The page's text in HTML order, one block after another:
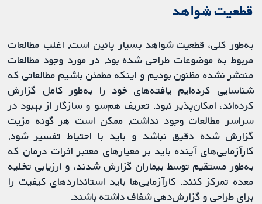
قطعیت شواهد
به‌طور کلی، قطعیت شواهد بسیار پائین است. اغلب مطالعات
مربوط به موضوعات طراحی شده بود. در مورد وجود مطالعات
منتشر نشده مظنون بودیم و اینکه مطمئن باشیم مطالعاتی که
شناسایی کرده‌ایم یافته‌های خود را به‌طور کامل گزارش
کرده‌اند، امکان‌پذیر نبود. تعریف هم‌سو و سازگار از بهبود در
سراسر مطالعات وجود نداشت. ممکن است هر گونه مزیت
گزارش شده دقیق نباشد و باید با احتیاط تفسیر شود.
کارآزمایی‌های آینده باید بر معیارهای معتبر اثرات درمان که
به‌طور مستقیم توسط بیماران گزارش شدند، و ارزیابی تخلیه
معده تمرکز کنند. کارآزمایی‌ها باید استانداردهای کیفیت را
برای طراحی و گزارش‌دهی شفاف داشته باشند.